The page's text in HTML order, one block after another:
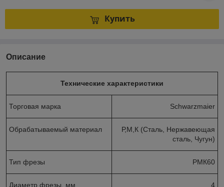
Купить
Описание
Технические характеристики
Торговая марка Schwarzmaier
Обрабатываемый материал
Р,М,К (Сталь, Нержавеющая
сталь, Чугун)
Тип фрезы РМК60
Диаметр фрезы, мм 4